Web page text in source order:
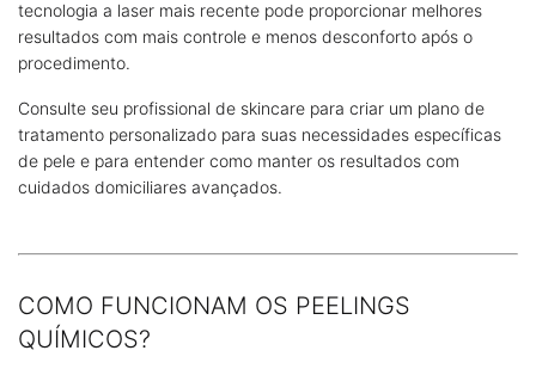
tecnologia a laser mais recente pode proporcionar melhores
resultados com mais controle e menos desconforto após o
procedimento.
Consulte seu profissional de skincare para criar um plano de
tratamento personalizado para suas necessidades específicas
de pele e para entender como manter os resultados com
cuidados domiciliares avançados.
COMO FUNCIONAM OS PEELINGS
QUÍMICOS?